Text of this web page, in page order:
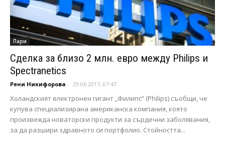
Пари
Сделка за близо 2 млн. евро между Philips и
Spectranetics
Рени Никифорова - 29.06.2017, 07:47
Холандският електронен гигант „Филипс” (Philips) съобщи, че
купува специализирана американска компания, която
произвежда новаторски продукти за сърдечни заболявания,
за да разшири здравното си портфолио. Стойността...